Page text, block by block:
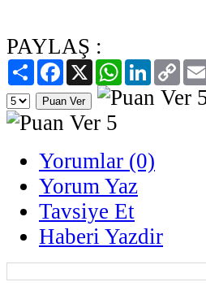
PAYLAŞ :
PaylaşFacebook
X WhatsAppLinkedIn
Copy
Link
Yorumlar (0)
Yorum Yaz
Tavsiye Et
Haberi Yazdir